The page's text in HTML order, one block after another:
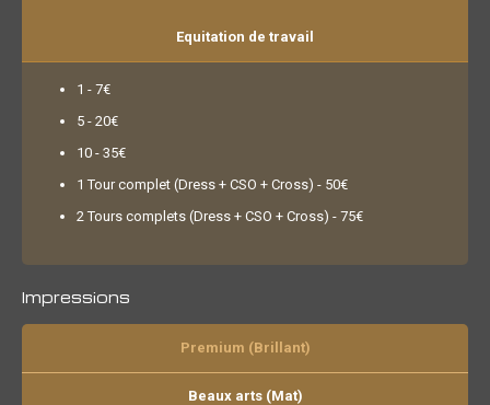
Equitation de travail
1 - 7€
5 - 20€
10 - 35€
1 Tour complet (Dress + CSO + Cross) - 50€
2 Tours complets (Dress + CSO + Cross) - 75€
Impressions
Premium (Brillant)
Beaux arts (Mat)